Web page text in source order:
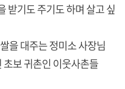
받기도 주기도 하며 살고 싶
을 대주는 정미소 사장님
보 귀촌인 이웃사촌들